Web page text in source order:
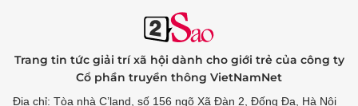
Trang tin tức giải trí xã hội dành cho giới trẻ của công ty
Cổ phần truyền thông VietNamNet
Địa chỉ: Tòa nhà C’land, số 156 ngõ Xã Đàn 2, Đống Đa, Hà Nội